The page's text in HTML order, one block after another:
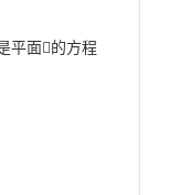
平面的方程